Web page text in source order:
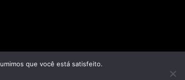
que você está satisfeito.